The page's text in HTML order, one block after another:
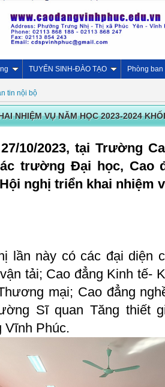
TUYỂN SINH-ĐÀO TẠO Phòng ban
tin nội bộ
NHIỆM VỤ NĂM HỌC 2023-2024
10/2023, tại Trường
trường Đại học, Cao
nghị triển khai nhiệm
lần này có các đại diện
tải; Cao đẳng Kinh tế-
mại; Cao đẳng
Sĩ quan Tăng thiết
Vĩnh Phúc.